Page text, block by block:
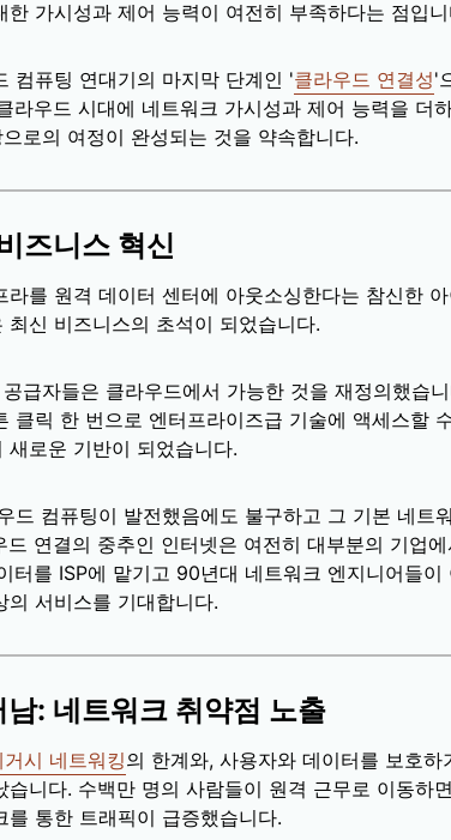
한 가시성과 제어 능력이 여전히 부족하다는 점입니
컴퓨팅 연대기의 마지막 단계인 '클라우드 연결성'
라우드 시대에 네트워크 가시성과 제어 능력을 더
로의 여정이 완성되는 것을 약속합니다.
즈니스 혁신
라를 원격 데이터 센터에 아웃소싱한다는 참신한
최신 비즈니스의 초석이 되었습니다.
급자들은 클라우드에서 가능한 것을 재정의했습
클릭 한 번으로 엔터프라이즈급 기술에 액세스할
새로운 기반이 되었습니다.
드 컴퓨팅이 발전했음에도 불구하고 그 기본 네트
드 연결의 중추인 인터넷은 여전히 대부분의 기업
터를 ISP에 맡기고 90년대 네트워크 엔지니어들이
의 서비스를 기대합니다.
: 네트워크 취약점 노출
거시 네트워킹의 한계와, 사용자와 데이터를 보호하
습니다. 수백만 명의 사람들이 원격 근무로 이동하
를 통한 트래픽이 급증했습니다.